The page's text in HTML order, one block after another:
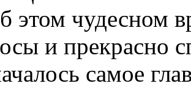
этом чудесном
и прекрасно
самое